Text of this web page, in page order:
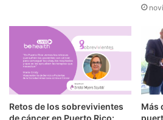
Retos de los sobrevivientes
Más